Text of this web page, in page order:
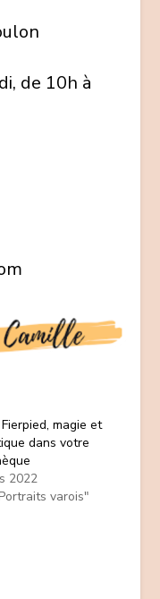
de 10h à
magie et
dans votre
2022
varois"